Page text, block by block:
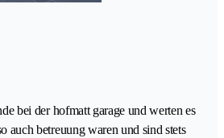
bei der hofmatt garage und werten es
auch betreuung waren und sind stets